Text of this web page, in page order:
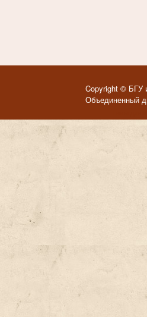
Copyright © БГУ
Объединенный